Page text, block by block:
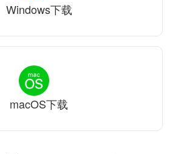
Windows下载
macOS下载